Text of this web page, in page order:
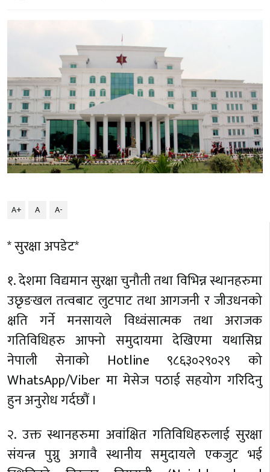
A+ A A-
* सुरक्षा अपडेट*
१. देशमा विद्यमान सुरक्षा चुनौती तथा विभिन्न स्थानहरुमा
उछृङखल तत्वबाट लुटपाट तथा आगजनी र जीउधनको
क्षति गर्ने मनसायले विध्वंसात्मक तथा अराजक
गतिविधिहरु आफ्नो समुदायमा देखिएमा यथासिघ्र
नेपाली सेनाको Hotline ९८६३०२९०२९ को
WhatsApp/Viber मा मेसेज पठाई सहयोग गरिदिनु
हुन अनुरोध गर्दछौं ।
२. उक्त स्थानहरुमा अवांक्षित गतिविधिहरुलाई सुरक्षा
संयन्त्र पुग्नु अगावै स्थानीय समुदायले एकजुट भई